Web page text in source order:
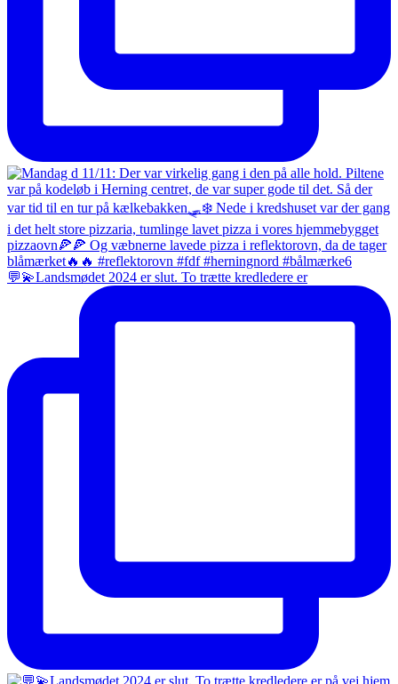
💬💫Landsmødet 2024 er slut. To trætte kredledere er